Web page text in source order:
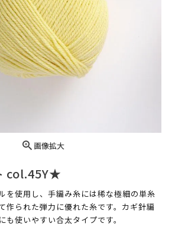
画像拡大
col.45Y★
を使用し、手編み糸には稀な極細の単糸
作られた弾力に優れた糸です。カギ針編
も使いやすい合太タイプです。